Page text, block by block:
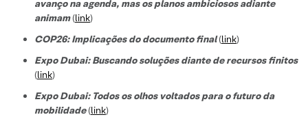
avanço na agenda, mas os planos ambiciosos adiante
animam(link)
COP26: Implicações do documento final(link)
Expo Dubai: Buscando soluções diante de recursos finitos
(link)
Expo Dubai: Todos os olhos voltados para o futuro da
mobilidade(link)